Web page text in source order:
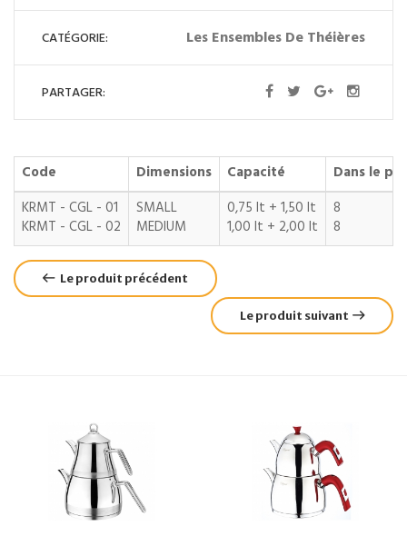
CATÉGORIE: Les Ensembles De Théières
PARTAGER:
Code Dimensions Capacité
Dans le
KRMT - CGL - 01
KRMT - CGL - 02
SMALL
MEDIUM
0,75 lt + 1,50 lt
1,00 lt + 2,00 lt
8
8
Le produit précédent
Le produit suivant